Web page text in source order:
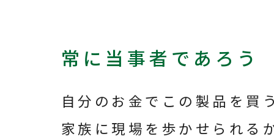
常に当事者であろう
自分のお金でこの製品を買
家族に現場を歩かせられる